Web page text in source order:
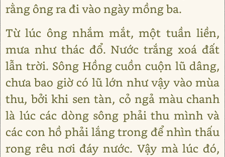
rằng ông ra đi vào ngày mồng ba.
Từ lúc ông nhắm mắt, một tuần liền,
mưa như thác đổ. Nước trắng xoá đất
lẫn trời. Sông Hồng cuồn cuộn lũ dâng,
chưa bao giờ có lũ lớn như vậy vào mùa
thu, bởi khi sen tàn, cỏ ngả màu chanh
là lúc các dòng sông phải thu mình và
các con hồ phải lắng trong để nhìn thấu
rong rêu nơi đáy nước. Vậy mà lúc đó,